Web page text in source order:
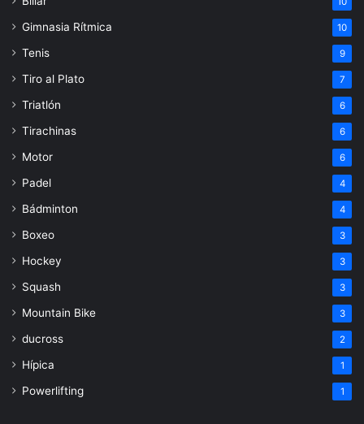
Gimnasia Rítmica 10
Tenis 9
Tiro al Plato 7
Triatlón 6
Tirachinas 6
Motor 6
Padel 4
Bádminton 4
Boxeo 3
Hockey 3
Squash 3
Mountain Bike 3
ducross 2
Hípica 1
Powerlifting 1